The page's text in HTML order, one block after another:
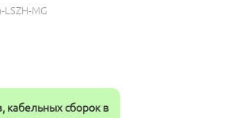
LSZH-MG
кабельных сборок в